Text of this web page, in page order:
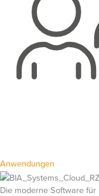
Anwendungen
Die moderne Software